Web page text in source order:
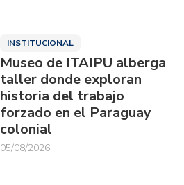
INSTITUCIONAL
Museo de ITAIPU alberga
taller donde exploran
historia del trabajo
forzado en el Paraguay
colonial
05/08/2026